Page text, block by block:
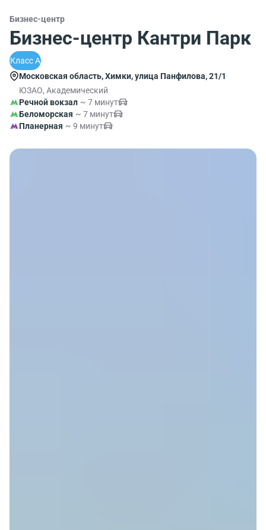
Бизнес-центр
Бизнес-центр Кантри Парк
Класс A
Московская область, Химки, улица Панфилова, 21/1
ЮЗАО, Академический
Речной вокзал ~ 7 минут
Беломорская ~ 7 минут
Планерная ~ 9 минут